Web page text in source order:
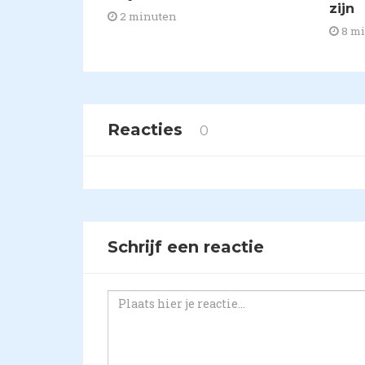
2 minuten
zijn
8
Reacties 0
Schrijf een reactie